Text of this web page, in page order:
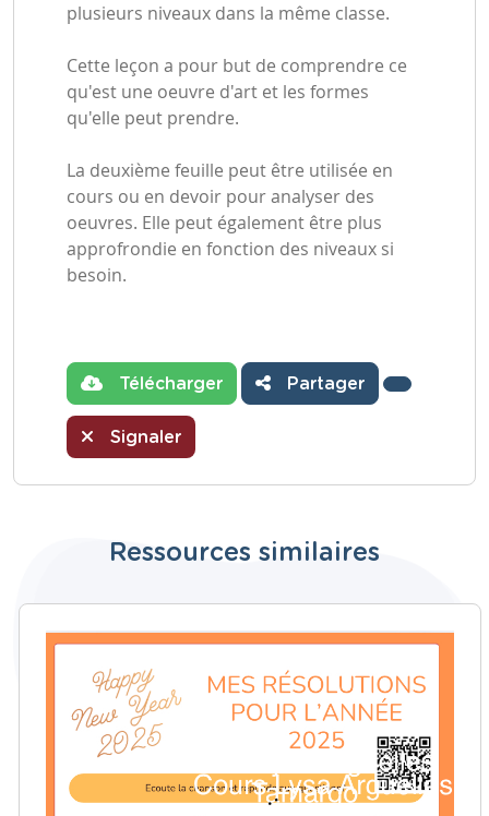
plusieurs niveaux dans la même classe.
Cette leçon a pour but de comprendre ce
qu'est une oeuvre d'art et les formes
qu'elle peut prendre.
La deuxième feuille peut être utilisée en
cours ou en devoir pour analyser des
oeuvres. Elle peut également être plus
approfrondie en fonction des niveaux si
besoin.
Télécharger Partager
Signaler
Ressources similaires